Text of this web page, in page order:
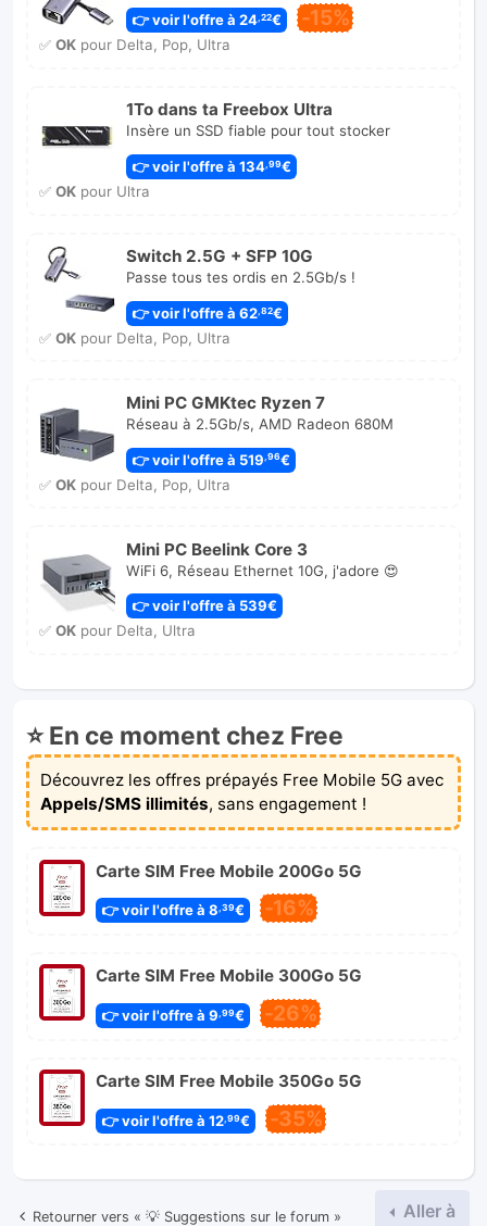
👉 voir l'offre à 24,22€ -15%
✅ OKpour Delta, Pop, Ultra
1To dans ta Freebox Ultra
Insère un SSD fiable pour tout stocker
👉 voir l'offre à 134 ,99€
✅ OKpour Ultra
Switch 2.5G + SFP 10G
Passe tous tes ordis en 2.5Gb/s !
👉 voir l'offre à 62,82€
✅ OKpour Delta, Pop, Ultra
Mini PC GMKtec Ryzen 7
Réseau à 2.5Gb/s, AMD Radeon 680M
👉 voir l'offre à 519,96€
✅ OKpour Delta, Pop, Ultra
Mini PC Beelink Core 3
WiFi 6, Réseau Ethernet 10G, j'adore 😍
👉 voir l'offre à 539€
✅ OKpour Delta, Ultra
⭐ En ce moment chez Free
Découvrez les offres prépayés Free Mobile 5G avec
Appels/SMS illimités, sans engagement !
Carte SIM Free Mobile 200Go 5G
👉 voir l'offre à 8,39€ -16%
Carte SIM Free Mobile 300Go 5G
👉 voir l'offre à 9 ,99€ -26%
Carte SIM Free Mobile 350Go 5G
👉 voir l'offre à 12,99€ -35%
Retourner vers « 💡 Suggestions sur le forum » Aller à